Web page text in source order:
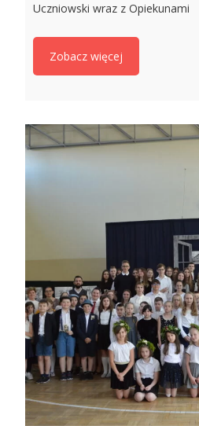
Uczniowski wraz z Opiekunami
Zobacz więcej